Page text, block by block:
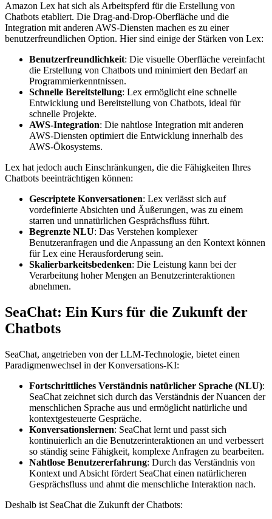
Amazon Lex hat sich als Arbeitspferd für die Erstellung von
Chatbots etabliert. Die Drag-and-Drop-Oberfläche und die
Integration mit anderen AWS-Diensten machen es zu einer
benutzerfreundlichen Option. Hier sind einige der Stärken von Lex:
Benutzerfreundlichkeit: Die visuelle Oberfläche vereinfacht
die Erstellung von Chatbots und minimiert den Bedarf an
Programmierkenntnissen.
Schnelle Bereitstellung: Lex ermöglicht eine schnelle
Entwicklung und Bereitstellung von Chatbots, ideal für
schnelle Projekte.
AWS-Integration: Die nahtlose Integration mit anderen
AWS-Diensten optimiert die Entwicklung innerhalb des
AWS-Ökosystems.
Lex hat jedoch auch Einschränkungen, die die Fähigkeiten Ihres
Chatbots beeinträchtigen können:
Gescriptete Konversationen: Lex verlässt sich auf
vordefinierte Absichten und Äußerungen, was zu einem
starren und unnatürlichen Gesprächsfluss führt.
Begrenzte NLU: Das Verstehen komplexer
Benutzeranfragen und die Anpassung an den Kontext können
für Lex eine Herausforderung sein.
Skalierbarkeitsbedenken: Die Leistung kann bei der
Verarbeitung hoher Mengen an Benutzerinteraktionen
abnehmen.
SeaChat: Ein Kurs für die Zukunft der
Chatbots
SeaChat, angetrieben von der LLM-Technologie, bietet einen
Paradigmenwechsel in der Konversations-KI:
Fortschrittliches Verständnis natürlicher Sprache (NLU):
SeaChat zeichnet sich durch das Verständnis der Nuancen der
menschlichen Sprache aus und ermöglicht natürliche und
kontextgesteuerte Gespräche.
Konversationslernen: SeaChat lernt und passt sich
kontinuierlich an die Benutzerinteraktionen an und verbessert
so ständig seine Fähigkeit, komplexe Anfragen zu bearbeiten.
Nahtlose Benutzererfahrung: Durch das Verständnis von
Kontext und Absicht fördert SeaChat einen natürlicheren
Gesprächsfluss und ahmt die menschliche Interaktion nach.
Deshalb ist SeaChat die Zukunft der Chatbots: